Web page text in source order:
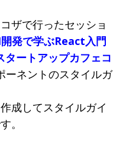
ザで行ったセッショ
発で学ぶReact入門
ートアップカフェコ
ーネントのスタイルガ
成してスタイルガイ
。